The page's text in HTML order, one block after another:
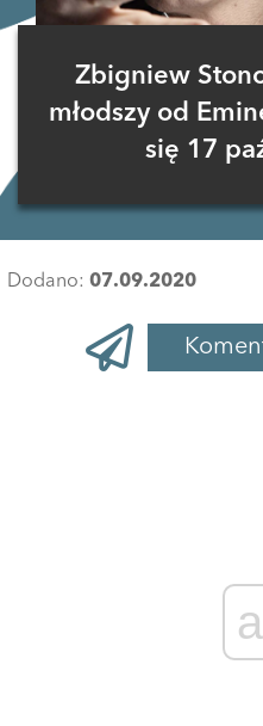
Zbigniew
młodszy od
się 17
Dodano: 07.09.2020